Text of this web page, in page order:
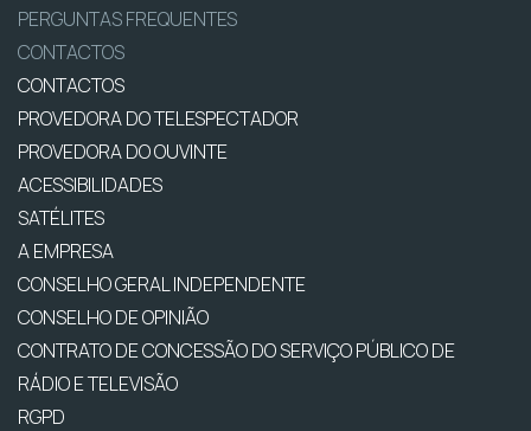
PERGUNTAS FREQUENTES
CONTACTOS
CONTACTOS
PROVEDORA DO TELESPECTADOR
PROVEDORA DO OUVINTE
ACESSIBILIDADES
SATÉLITES
A EMPRESA
CONSELHO GERAL INDEPENDENTE
CONSELHO DE OPINIÃO
CONTRATO DE CONCESSÃO DO SERVIÇO PÚBLICO DE
RÁDIO E TELEVISÃO
RGPD